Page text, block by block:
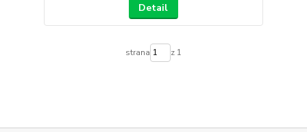
Detail
strana z 1